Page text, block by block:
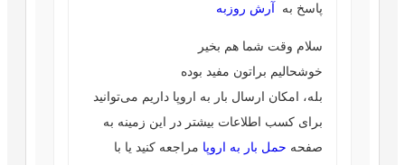
پاسخ به
آرش روزبه
سلام وقت شما هم بخیر
خوشحالیم براتون مفید بوده
بله، امکان ارسال بار به اروپا داریم می‌توانید
برای کسب اطلاعات بیشتر در این زمینه به
صفحه حمل بار به اروپا مراجعه کنید یا با